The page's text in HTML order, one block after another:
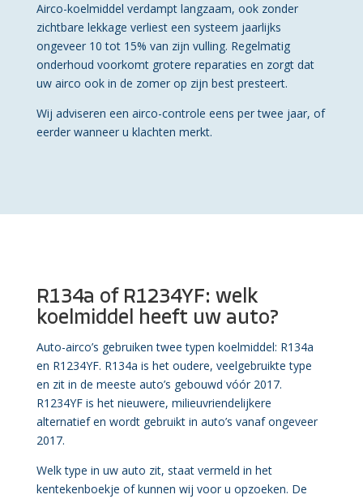
Airco-koelmiddel verdampt langzaam, ook zonder
zichtbare lekkage verliest een systeem jaarlijks
ongeveer 10 tot 15% van zijn vulling. Regelmatig
onderhoud voorkomt grotere reparaties en zorgt dat
uw airco ook in de zomer op zijn best presteert.
Wij adviseren een airco-controle eens per twee jaar, of
eerder wanneer u klachten merkt.
R134a of R1234YF: welk
koelmiddel heeft uw auto?
Auto-airco’s gebruiken twee typen koelmiddel: R134a
en R1234YF. R134a is het oudere, veelgebruikte type
en zit in de meeste auto’s gebouwd vóór 2017.
R1234YF is het nieuwere, milieuvriendelijkere
alternatief en wordt gebruikt in auto’s vanaf ongeveer
2017.
Welk type in uw auto zit, staat vermeld in het
kentekenboekje of kunnen wij voor u opzoeken. De